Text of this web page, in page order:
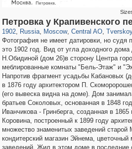
Петровка у Крапивенского
1902, Russia
1,406,707 29,243
, Moscow
319,864 8,286
, Central AO
160,011 5,916
,
53,052
Фотография не имеет датировки, но
это 1902 год. Вид от угла доходного дома
Н.Обидиной (дом 26)в сторону Центра
меблированные комнаты "Бель-Этаж" и
Напротив фрагмент усадьбы Кабановых
в 1876 году архитектором П.
(его вывеска видна на доме). Дом
братьев Соколовых, основанная в 1848
Иванчикова - Гринберга, созданная в
Коровина, построенный к 1899 году
множество знаменитых заведений
кондитерский магазин Эйнема, цветочный
заведений. Жил в этом доме в последние